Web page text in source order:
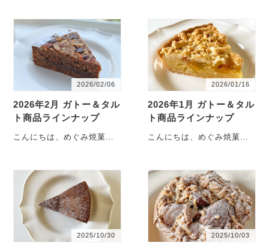
のご案内です。お取り置
のご案内です。お取り置
き・・・
2026/02/06
2026年2月 ガトー＆タル
ト商品ラインナップ
こんにちは、めぐみ焼菓子
のご案内です。お取り置
き・・・
2026/01/16
2026年1月 ガトー＆タル
ト商品ラインナップ
こんにちは、めぐみ焼菓子
曜日替わり「〇〇の日」
も・・・
2025/10/30 2025/10/03